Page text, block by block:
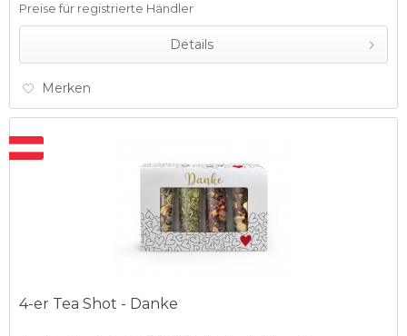
Preise für registrierte Händler
Details
Merken
4-er Tea Shot - Danke